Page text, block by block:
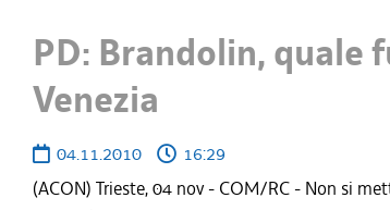
PD: Brandolin, quale
Venezia
04.11.2010
16:29
(ACON) Trieste, 04 nov - COM/RC - Non si